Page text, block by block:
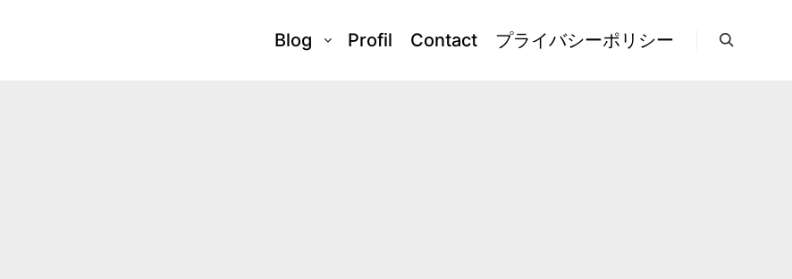
Blog Profil Contact プライバシーポリシー